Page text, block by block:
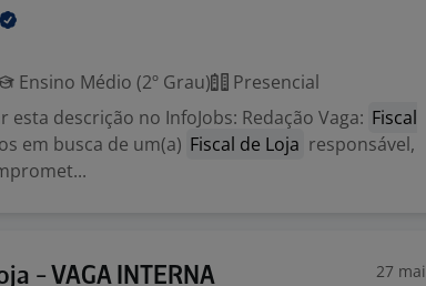
Ensino Médio (2º Grau)
Presencial
esta descrição no InfoJobs: Redação Vaga: Fiscal
em busca de um(a) Fiscal de Loja responsável,
- VAGA INTERNA 27 mai